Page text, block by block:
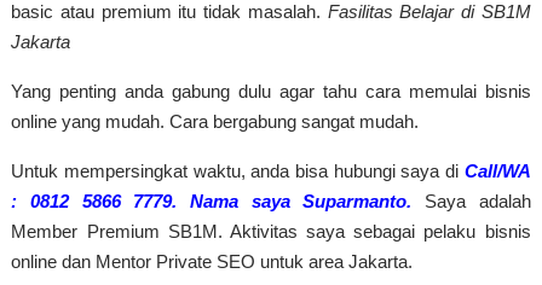
basic atau premium itu tidak masalah. Fasilitas Belajar di SB1M
Jakarta
Yang penting anda gabung dulu agar tahu cara memulai bisnis
online yang mudah. Cara bergabung sangat mudah.
Untuk mempersingkat waktu, anda bisa hubungi saya di Call/WA
: 0812 5866 7779. Nama saya Suparmanto. Saya adalah
Member Premium SB1M. Aktivitas saya sebagai pelaku bisnis
online dan Mentor Private SEO untuk area Jakarta.